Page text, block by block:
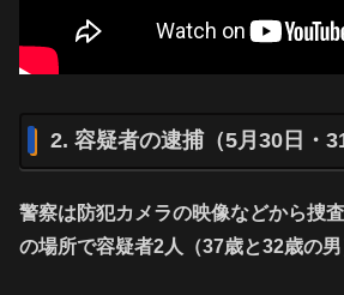
2. 容疑者の逮捕（5月30日・
警察は防犯カメラの映像などから捜
の場所で容疑者2人（37歳と32歳の